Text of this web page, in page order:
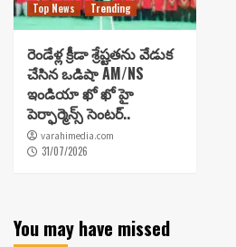
Top News
Trending
రెండేళ్ల క్రీడా శ్రేష్టతను వేడుక
చేసిన ఒడిషా AM/NS
ఇండియా ఖో ఖో హై
పెర్ఫార్మెన్స్ సెంటర్..
varahimedia.com
31/07/2026
You may have missed